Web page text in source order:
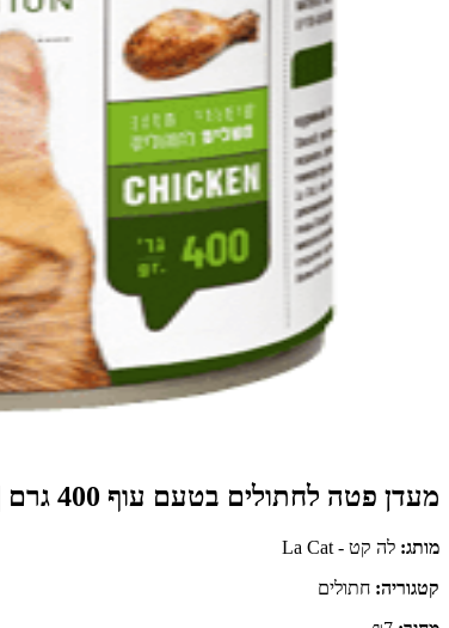
מעדן פטה לחתולים בטעם עוף 400 גרם | La Cat
מותג: לה קט - La Cat
קטגוריה: חתולים